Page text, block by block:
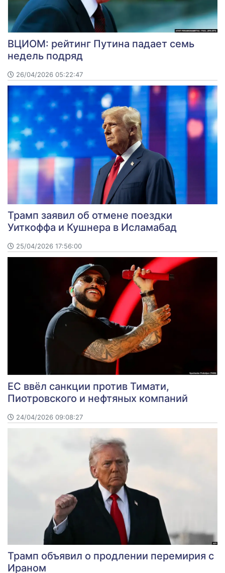
ВЦИОМ: рейтинг Путина падает семь
недель подряд
26/04/2026 05:22:47
Трамп заявил об отмене поездки
Уиткоффа и Кушнера в Исламабад
25/04/2026 17:56:00
ЕС ввёл санкции против Тимати,
Пиотровского и нефтяных компаний
24/04/2026 09:08:27
Трамп объявил о продлении перемирия с
Ираном